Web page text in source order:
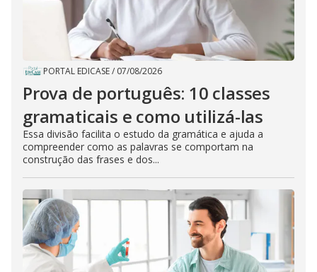
PORTAL EDICASE/ 07/08/2026
Prova de português: 10 classes
gramaticais e como utilizá-las
Essa divisão facilita o estudo da gramática e ajuda a
compreender como as palavras se comportam na
construção das frases e dos...